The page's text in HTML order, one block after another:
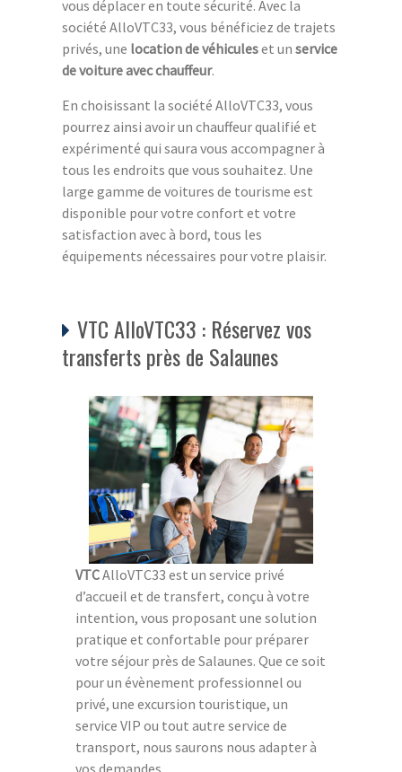
vous déplacer en toute sécurité. Avec la
société AlloVTC33, vous bénéficiez de trajets
privés, une location de véhiculeset un service
de voiture avec chauffeur.
En choisissant la société AlloVTC33, vous
pourrez ainsi avoir un chauffeur qualifié et
expérimenté qui saura vous accompagner à
tous les endroits que vous souhaitez. Une
large gamme de voitures de tourisme est
disponible pour votre confort et votre
satisfaction avec à bord, tous les
équipements nécessaires pour votre plaisir.
VTC AlloVTC33 : Réservez vos
transferts près de Salaunes
VTCAlloVTC33 est un service privé
d’accueil et de transfert, conçu à votre
intention, vous proposant une solution
pratique et confortable pour préparer
votre séjour près de Salaunes. Que ce soit
pour un évènement professionnel ou
privé, une excursion touristique, un
service VIP ou tout autre service de
transport, nous saurons nous adapter à
vos demandes.